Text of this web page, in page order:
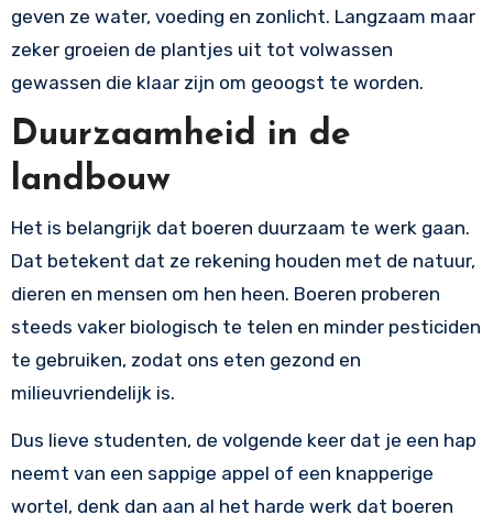
geven ze water, voeding en zonlicht. Langzaam maar
zeker groeien de plantjes uit tot volwassen
gewassen die klaar zijn om geoogst te worden.
Duurzaamheid in de
landbouw
Het is belangrijk dat boeren duurzaam te werk gaan.
Dat betekent dat ze rekening houden met de natuur,
dieren en mensen om hen heen. Boeren proberen
steeds vaker biologisch te telen en minder pesticiden
te gebruiken, zodat ons eten gezond en
milieuvriendelijk is.
Dus lieve studenten, de volgende keer dat je een hap
neemt van een sappige appel of een knapperige
wortel, denk dan aan al het harde werk dat boeren